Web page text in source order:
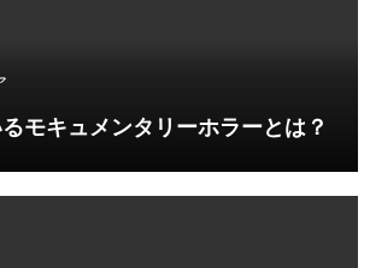
モキュメンタリーホラーとは？